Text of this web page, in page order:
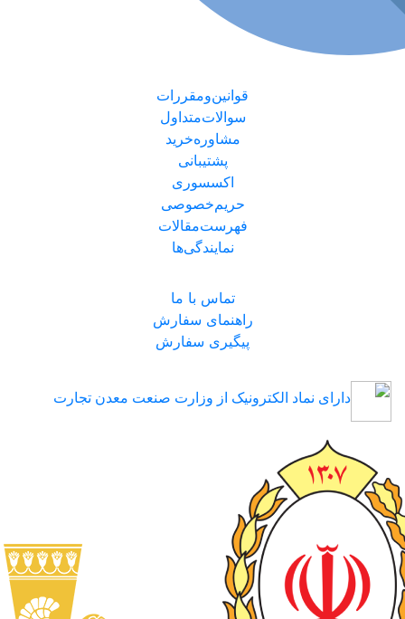
قوانین‌ومقررات
سوالات‌متداول
مشاوره‌خرید
پشتیبانی
اکسسوری
حریم‌خصوصی
فهرست‌مقالات
نمایندگی‌ها
تماس با ما
راهنمای سفارش
پیگیری سفارش
دارای نماد الکترونیک از وزارت صنعت معدن تجارت